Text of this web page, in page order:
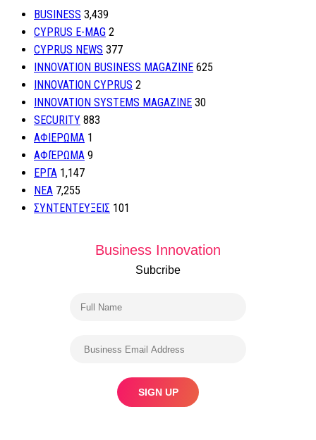
BUSINESS 3,439
CYPRUS E-MAG 2
CYPRUS NEWS 377
INNOVATION BUSINESS MAGAZINE 625
INNOVATION CYPRUS 2
INNOVATION SYSTEMS MAGAZINE 30
SECURITY 883
ΑΦΙΕΡΩΜΑ 1
ΑΦΙΈΡΩΜΑ 9
ΕΡΓΑ 1,147
ΝΕΑ 7,255
ΣΥΝΤΕΝΤΕΥΞΕΙΣ 101
Business Innovation
Subcribe